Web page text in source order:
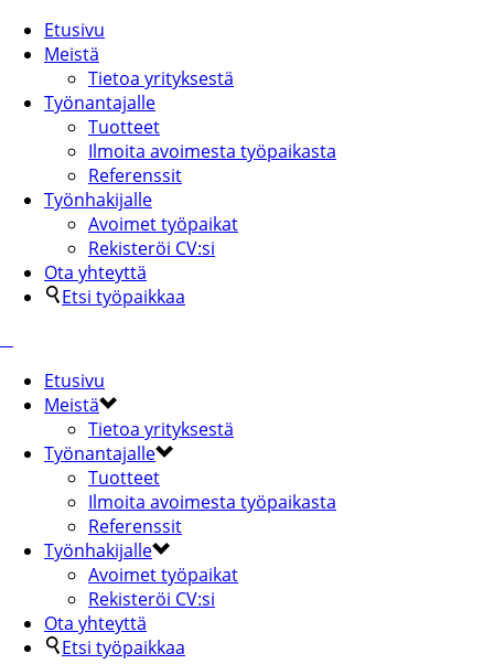
Etusivu
Meistä
Tietoa yrityksestä
Työnantajalle
Tuotteet
Ilmoita avoimesta työpaikasta
Referenssit
Työnhakijalle
Avoimet työpaikat
Rekisteröi CV:si
Ota yhteyttä
Etsi työpaikkaa
Etusivu
Meistä
Tietoa yrityksestä
Työnantajalle
Tuotteet
Ilmoita avoimesta työpaikasta
Referenssit
Työnhakijalle
Avoimet työpaikat
Rekisteröi CV:si
Ota yhteyttä
Etsi työpaikkaa